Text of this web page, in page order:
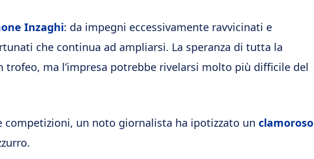
Inzaghi: da impegni eccessivamente ravvicinati e
che continua ad ampliarsi. La speranza di tutta la
trofeo, ma l’impresa potrebbe rivelarsi molto più difficile del
un noto giornalista ha ipotizzato un clamoroso